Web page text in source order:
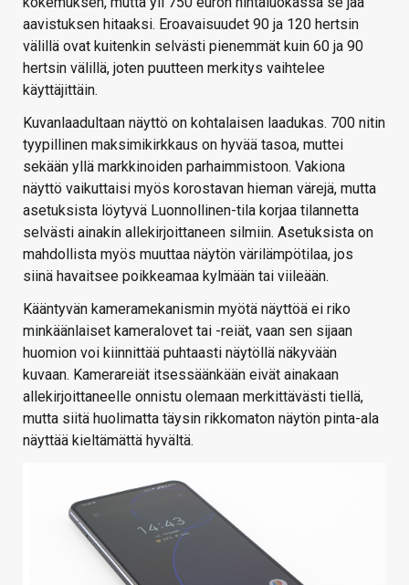
aavistuksen hitaaksi. Eroavaisuudet 90 ja 120 hertsin
välillä ovat kuitenkin selvästi pienemmät kuin 60 ja 90
hertsin välillä, joten puutteen merkitys vaihtelee
käyttäjittäin.
Kuvanlaadultaan näyttö on kohtalaisen laadukas. 700 nitin
tyypillinen maksimikirkkaus on hyvää tasoa, muttei
sekään yllä markkinoiden parhaimmistoon. Vakiona
näyttö vaikuttaisi myös korostavan hieman värejä, mutta
asetuksista löytyvä Luonnollinen-tila korjaa tilannetta
selvästi ainakin allekirjoittaneen silmiin. Asetuksista on
mahdollista myös muuttaa näytön värilämpötilaa, jos
siinä havaitsee poikkeamaa kylmään tai viileään.
Kääntyvän kameramekanismin myötä näyttöä ei riko
minkäänlaiset kameralovet tai -reiät, vaan sen sijaan
huomion voi kiinnittää puhtaasti näytöllä näkyvään
kuvaan. Kamerareiät itsessäänkään eivät ainakaan
allekirjoittaneelle onnistu olemaan merkittävästi tiellä,
mutta siitä huolimatta täysin rikkomaton näytön pinta-ala
näyttää kieltämättä hyvältä.